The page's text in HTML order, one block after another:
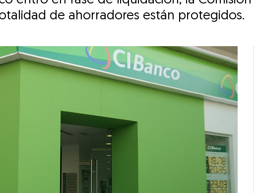
de ahorradores están protegidos.